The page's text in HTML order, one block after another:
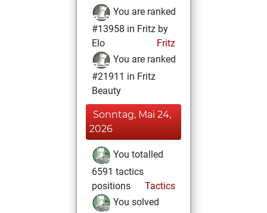
You are ranked
#13958 in Fritz by
Elo
Fritz
You are ranked
#21911 in Fritz
Beauty
Sonntag, Mai 24,
2026
You totalled
6591 tactics
positions
Tactics
You solved